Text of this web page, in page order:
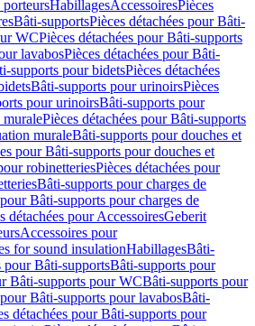
porteursHabillagesAccessoiresPièces
Bâti-supportsPièces détachées pour Bâti-
WCPièces détachées pour Bâti-supports
lavabosPièces détachées pour Bâti-
supports pour bidetsPièces détachées
Bâti-supports pour urinoirsPièces
pour urinoirsBâti-supports pour
muralePièces détachées pour Bâti-supports
muraleBâti-supports pour douches et
pour Bâti-supports pour douches et
robinetteriesPièces détachées pour
Bâti-supports pour charges de
Bâti-supports pour charges de
détachées pour AccessoiresGeberit
Accessoires pour
for sound insulationHabillagesBâti-
pour Bâti-supportsBâti-supports pour
Bâti-supports pour WCBâti-supports pour
Bâti-supports pour lavabosBâti-
détachées pour Bâti-supports pour